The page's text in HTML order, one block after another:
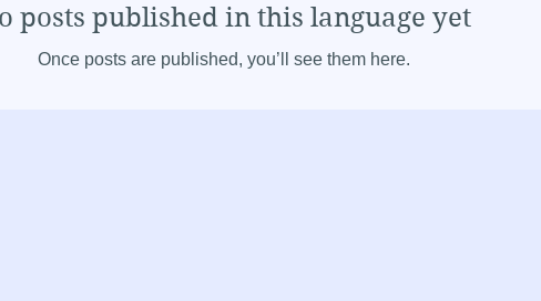
posts published in this language yet
Once posts are published, you’ll see them here.